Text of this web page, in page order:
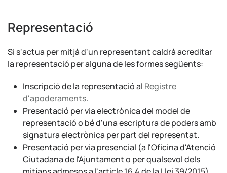
Representació
Si s'actua per mitjà d'un representant caldrà acreditar
la representació per alguna de les formes següents:
Inscripció de la representació al Registre
d'apoderaments.
Presentació per via electrònica del model de
representació o bé d'una escriptura de poders amb
signatura electrònica per part del representat.
Presentació per via presencial (a l'Oficina d'Atenció
Ciutadana de l'Ajuntament o per qualsevol dels